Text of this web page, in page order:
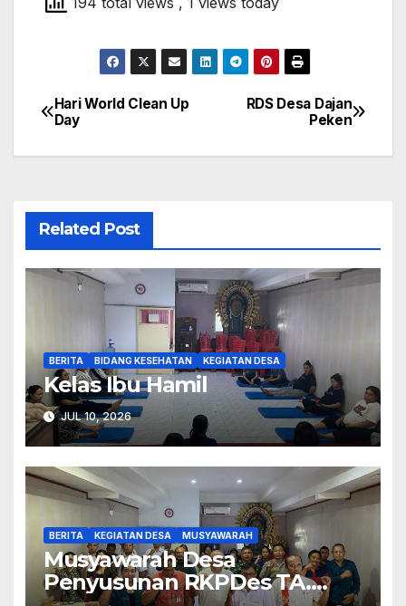
Navigasi
pos
RDS Desa Dajan
Peken
Hari World Clean Up
Day
Related Post
BERITA BIDANG KESEHATAN KEGIATAN DESA
Kelas Ibu Hamil
JUL 10, 2026
BERITA KEGIATAN DESA MUSYAWARAH
Musyawarah Desa
Penyusunan RKPDes TA.